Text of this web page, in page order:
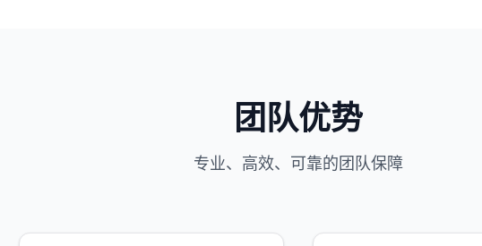
团队优势
专业、高效、可靠的团队保障